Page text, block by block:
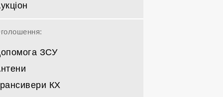
ЗСУ
Спрямовані КВ
КХ